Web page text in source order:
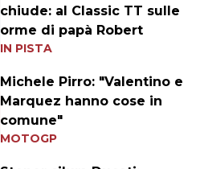
chiude: al Classic TT sulle
orme di papà Robert
IN PISTA
Michele Pirro: "Valentino e
Marquez hanno cose in
comune"
MOTOGP